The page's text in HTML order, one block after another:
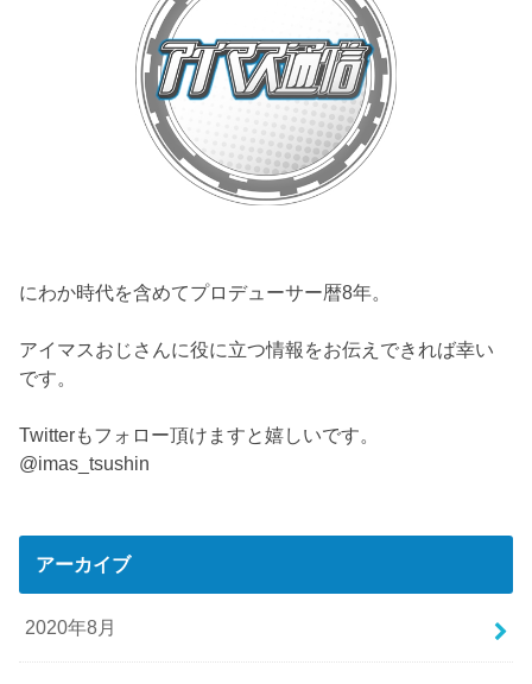
にわか時代を含めてプロデューサー暦8年。
アイマスおじさんに役に立つ情報をお伝えできれば幸い
です。
Twitterもフォロー頂けますと嬉しいです。
@imas_tsushin
アーカイブ
2020年8月